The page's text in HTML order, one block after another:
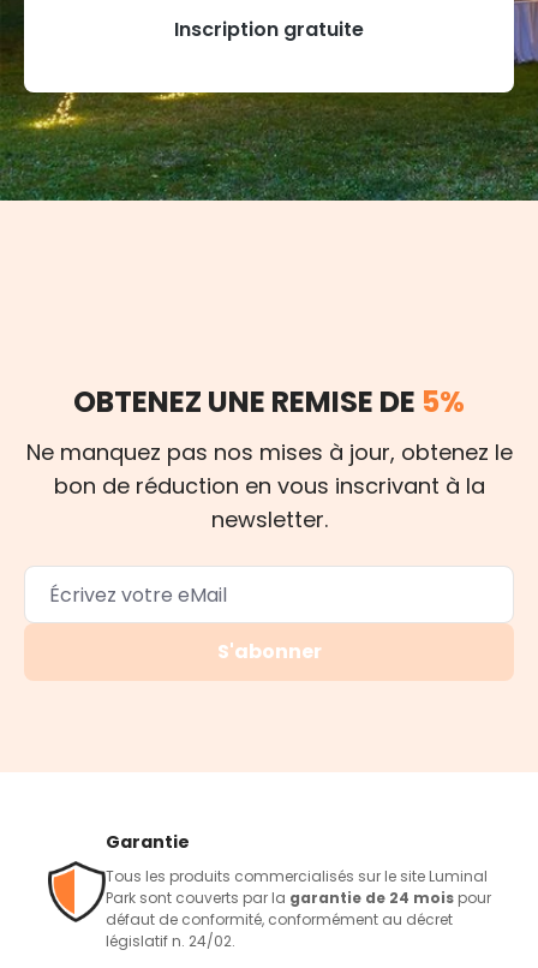
Inscription gratuite
OBTENEZ UNE REMISE DE 5%
Ne manquez pas nos mises à jour, obtenez le
bon de réduction en vous inscrivant à la
newsletter.
S'abonner
Garantie
Tous les produits commercialisés sur le site Luminal
Park sont couverts par la garantie de 24 mois pour
défaut de conformité, conformément au décret
législatif n. 24/02.